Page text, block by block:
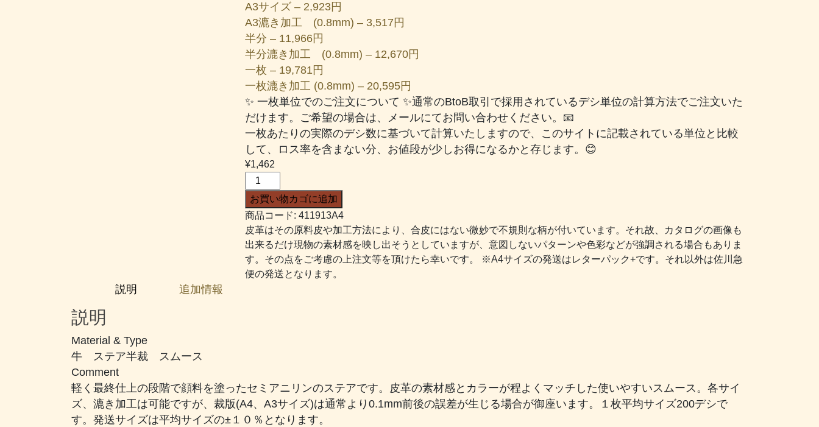
A3サイズ – 2,923円
A3漉き加工 (0.8mm) – 3,517円
半分 – 11,966円
半分漉き加工 (0.8mm) – 12,670円
一枚 – 19,781円
一枚漉き加工 (0.8mm) – 20,595円
✨ 一枚単位でのご注文について ✨通常のBtoB取引で採用されているデシ単位の計算方法でご注文いた
だけます。ご希望の場合は、メールにてお問い合わせください。📧
一枚あたりの実際のデシ数に基づいて計算いたしますので、このサイトに記載されている単位と比較
して、ロス率を含まない分、お値段が少しお得になるかと存じます。😊
¥1,462
ェ
ル
シ
ー
#913
明
る
お買い物カゴに追加
商品コード: 411913A4
皮革はその原料皮や加工方法により、合皮にはない微妙で不規則な柄が付いています。それ故、カタログの画像も
出来るだけ現物の素材感を映し出そうとしていますが、意図しないパターンや色彩などが強調される場合もありま
す。その点をご考慮の上注文等を頂けたら幸いです。 ※A4サイズの発送はレターパック+です。それ以外は佐川急
便の発送となります。
説明 追加情報
説明
Material & Type
牛 ステア半裁 スムース
Comment
軽く最終仕上の段階で顔料を塗ったセミアニリンのステアです。皮革の素材感とカラーが程よくマッチした使いやすいスムース。各サイ
ズ、漉き加工は可能ですが、裁版(A4、A3サイズ)は通常より0.1mm前後の誤差が生じる場合が御座います。１枚平均サイズ200デシで
す。発送サイズは平均サイズの±１０％となります。